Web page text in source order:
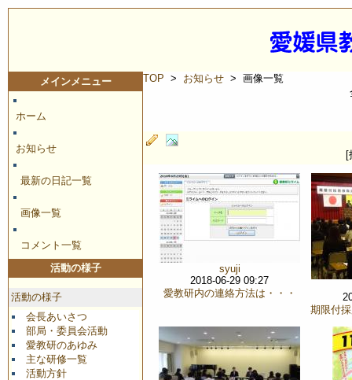
メインメニュー
ホーム
お知らせ
最新の日記一覧
画像一覧
コメント一覧
活動の様子
活動の様子
会長あいさつ
部局・委員会活動
愛教研のあゆみ
主な研修一覧
活動方針
TOP > お知らせ > 画像一覧
[
syuji
2018-06-29 09:27
愛教研内の連絡方法は・・・
期限付